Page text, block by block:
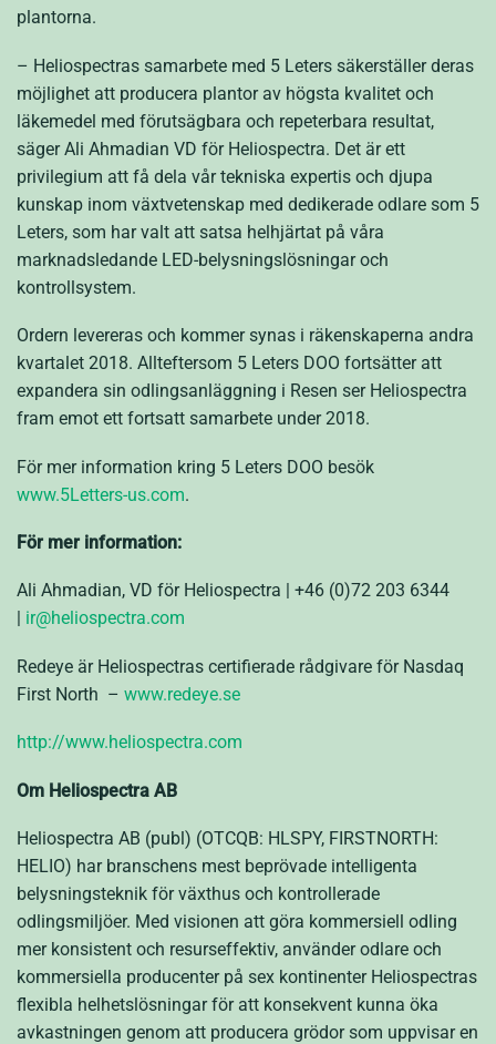
plantorna.
– Heliospectras samarbete med 5 Leters säkerställer deras
möjlighet att producera plantor av högsta kvalitet och
läkemedel med förutsägbara och repeterbara resultat,
säger Ali Ahmadian VD för Heliospectra. Det är ett
privilegium att få dela vår tekniska expertis och djupa
kunskap inom växtvetenskap med dedikerade odlare som 5
Leters, som har valt att satsa helhjärtat på våra
marknadsledande LED-belysningslösningar och
kontrollsystem.
Ordern levereras och kommer synas i räkenskaperna andra
kvartalet 2018. Allteftersom 5 Leters DOO fortsätter att
expandera sin odlingsanläggning i Resen ser Heliospectra
fram emot ett fortsatt samarbete under 2018.
För mer information kring 5 Leters DOO besök
www.5Letters-us.com.
För mer information:
Ali Ahmadian, VD för Heliospectra | +46 (0)72 203 6344
ir@heliospectra.com
Redeye är Heliospectras certifierade rådgivare för Nasdaq
First North – www.redeye.se
http://www.heliospectra.com
Om Heliospectra AB
Heliospectra AB (publ) (OTCQB: HLSPY, FIRSTNORTH:
HELIO) har branschens mest beprövade intelligenta
belysningsteknik för växthus och kontrollerade
odlingsmiljöer. Med visionen att göra kommersiell odling
mer konsistent och resurseffektiv, använder odlare och
kommersiella producenter på sex kontinenter Heliospectras
flexibla helhetslösningar för att konsekvent kunna öka
avkastningen genom att producera grödor som uppvisar en